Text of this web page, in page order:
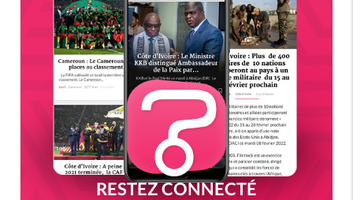
RESTEZ CONNECTÉ